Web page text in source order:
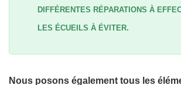
DIFFÉRENTES RÉPARATIONS À
LES ÉCUEILS À ÉVITER.
Nous posons également tous les